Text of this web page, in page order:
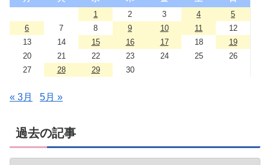
1
2 3 4
5
6
7 8 9 10 11
12
13
14 15 16 17 18
19
20
21 22 23 24 25
26
27
28 29 30
« 3月 5月 »
過去の記事